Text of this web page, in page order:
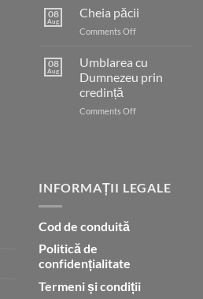
din
presupusă
blasfemie
08
Aug
Cheia păcii
Comments Offon
08
Aug
Umblarea cu
Dumnezeu prin
credință
Comments Offon
INFORMAȚII LEGALE
Cod de conduită
Politică de
confidențialitate
Termeni și condiții